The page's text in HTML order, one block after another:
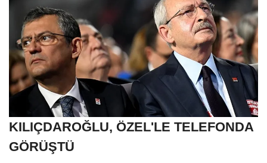
KILIÇDAROĞLU, ÖZEL'LE TELEFONDA
GÖRÜŞTÜ